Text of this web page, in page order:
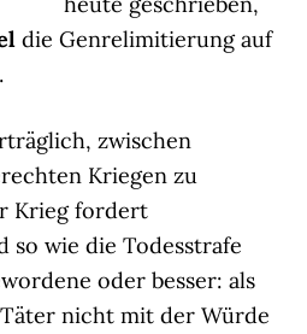
die Genrelimitierung auf
zwischen
Kriegen zu
Krieg fordert
so wie die Todesstrafe
oder besser: als
nicht mit der Würde